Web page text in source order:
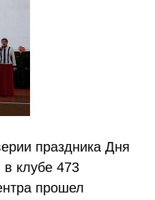
праздника Дня
в клубе 473
прошел